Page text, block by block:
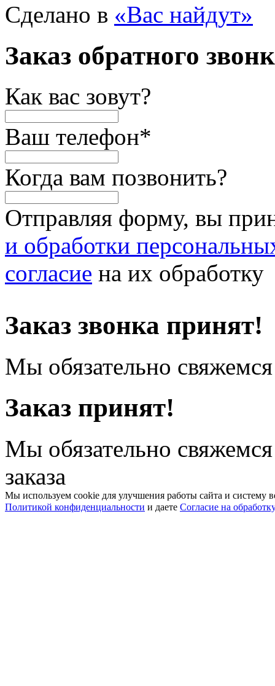
Сделано в «Вас найдут»
Заказ обратного
Как вас зовут?
Ваш телефон*
Когда вам позвонить?
Отправляя форму, вы
и обработки
согласие на их обработку
Заказ звонка принят!
Мы обязательно
Заказ принят!
Мы обязательно
заказа
Мы используем cookie для улучшения работы сайта и систему
Политикой конфиденциальности и даете Согласие на